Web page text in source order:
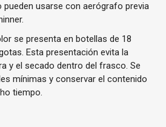
pueden usarse con aerógrafo previa
se presenta en botellas de 18
Esta presentación evita la
y el secado dentro del frasco. Se
mínimas y conservar el contenido
tiempo.